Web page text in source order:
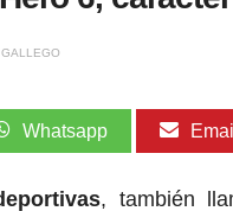
Whatsapp Email
, también